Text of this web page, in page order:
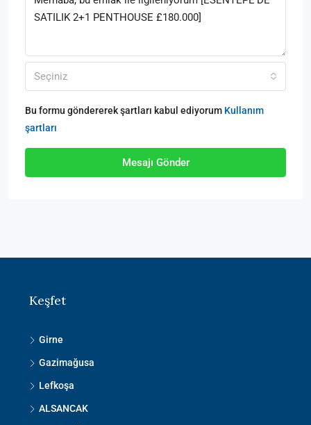
Seçiniz
Bu formu göndererek şartları kabul ediyorum Kullanım
şartları
Mesajı Gönder
Keşfet
Girne
Gazimağusa
Lefkoşa
ALSANCAK